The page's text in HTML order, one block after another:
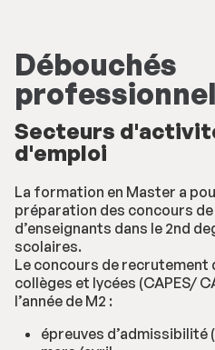
Débouchés
Secteurs
d'emploi
La formation en Master a
préparation des concours
d’enseignants dans le 2nd
scolaires.
Le concours de
collèges et lycées (CAPES/
l’année de M2 :
épreuves d’admissibilité